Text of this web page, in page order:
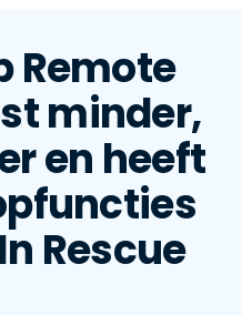
Remote
minder,
en heeft
Rescue